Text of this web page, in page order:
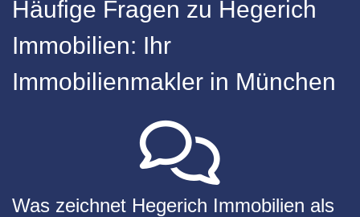
Häufige Fragen zu Hegerich
Immobilien: Ihr
Immobilienmakler in München
Was zeichnet Hegerich Immobilien als